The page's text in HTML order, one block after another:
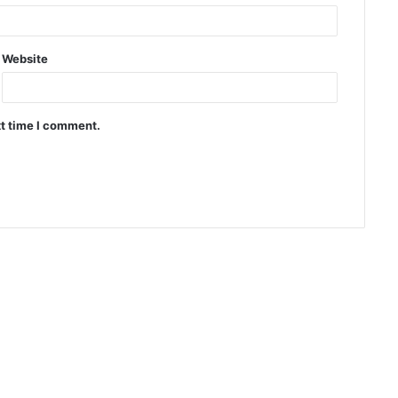
Website
time I comment.